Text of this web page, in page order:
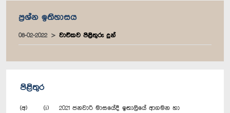
ප්‍රශ්න ඉතිහාසය
08-02-2022 වාචිකව පිළිතුරු දුන්
පිළිතුර
(අ) (i) 2021 ජනවාරි මාසයේදී ඉතාලියේ ආගමන හා